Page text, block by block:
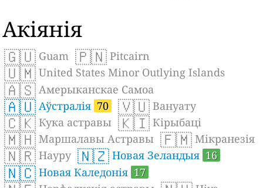
Акіянія
🇬🇺 Guam 🇵🇳 Pitcairn
🇺🇲 United States Minor Outlying Islands
🇦🇸 Амерыканскае Самоа
🇦🇺 Аўстралія 70 🇻🇺 Вануату
🇨🇰 Кука астравы 🇰🇮 Кірыбаці
🇲🇭 Маршалавы Астравы 🇫🇲 Мікранезія
🇳🇷 Науру 🇳🇿 Новая Зеландыя 16
🇳🇨 Новая Каледонія 17